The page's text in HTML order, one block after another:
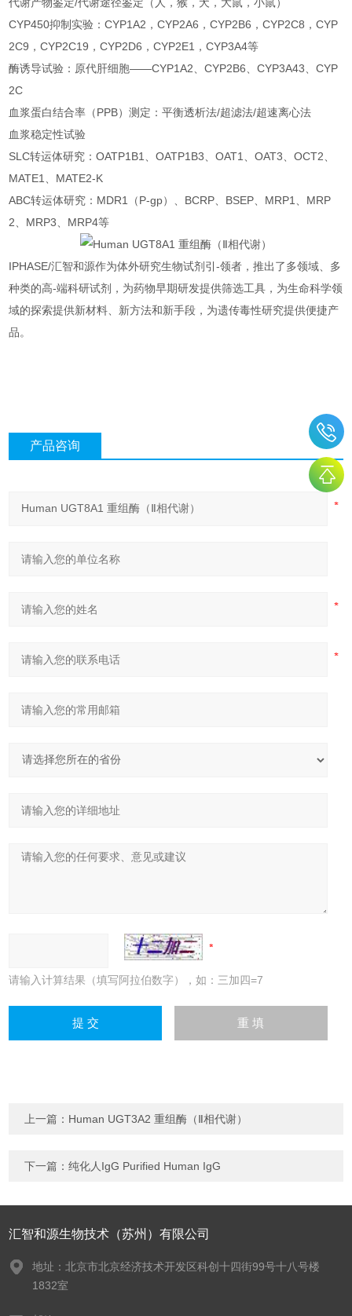
CYP450抑制实验：CYP1A2，CYP2A6，CYP2B6，CYP2C8，CYP
2C9，CYP2C19，CYP2D6，CYP2E1，CYP3A4等
酶诱导试验：原代肝细胞——CYP1A2、CYP2B6、CYP3A43、CYP
2C
血浆蛋白结合率（PPB）测定：平衡透析法/超滤法/超速离心法
血浆稳定性试验
SLC转运体研究：OATP1B1、OATP1B3、OAT1、OAT3、OCT2、
MATE1、MATE2-K
ABC转运体研究：MDR1（P-gp）、BCRP、BSEP、MRP1、MRP
2、MRP3、MRP4等
IPHASE/汇智和源作为体外研究生物试剂引-领者，推出了多领域、多
种类的高-端科研试剂，为药物早期研发提供筛选工具，为生命科学领
域的探索提供新材料、新方法和新手段，为遗传毒性研究提供便捷产
品。
产品咨询
请输入计算结果（填写阿拉伯数字），如：三加四=7
上一篇： Human UGT3A2 重组酶（Ⅱ相代谢）
下一篇：纯化人IgG Purified Human IgG
汇智和源生物技术（苏州）有限公司
地址：北京市北京经济技术开发区科创十四街99号十八号楼
1832室